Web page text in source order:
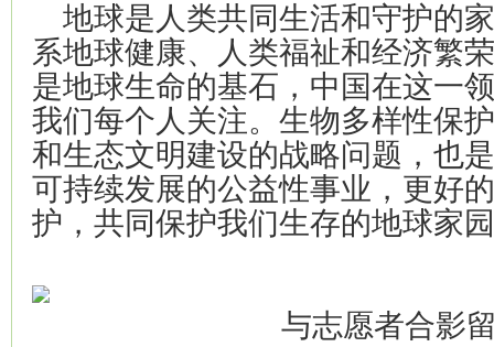
地球是人类共同生活和守护的
系地球健康、人类福祉和经济繁
是地球生命的基石，中国在这一
我们每个人关注。生物多样性保
和生态文明建设的战略问题，也
可持续发展的公益性事业，更好
护，共同保护我们生存的地球家
与志愿者合影